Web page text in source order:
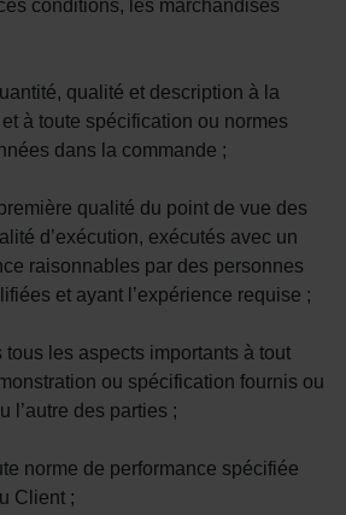
conditions, les marchandises
qualité et description à la
à toute spécification ou normes
dans la commande ;
qualité du point de vue des
d’exécution, exécutés avec un
raisonnables par des personnes
et ayant l’expérience requise ;
les aspects importants à tout
ou spécification fournis ou
l’autre des parties ;
norme de performance spécifiée
Client ;